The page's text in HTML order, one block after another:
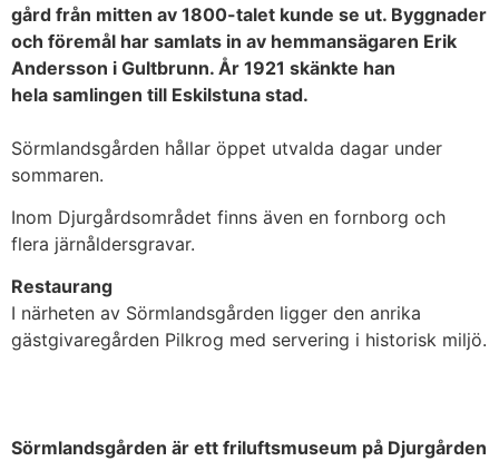
gård från mitten av 1800-talet kunde se ut. Byggnader
och föremål har samlats in av hemmansägaren Erik
Andersson i Gultbrunn. År 1921 skänkte han
hela samlingen till Eskilstuna stad.
Sörmlandsgården hållar öppet utvalda dagar under
sommaren.
Inom Djurgårdsområdet finns även en fornborg och
flera järnåldersgravar.
Restaurang
I närheten av Sörmlandsgården ligger den anrika
gästgivaregården Pilkrog med servering i historisk miljö.
Sörmlandsgården är ett friluftsmuseum på Djurgården